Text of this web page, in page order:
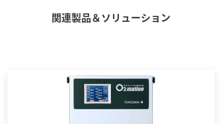
関連製品＆ソリューション